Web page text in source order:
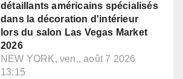
détaillants américains spécialisés
dans la décoration d'intérieur
lors du salon Las Vegas Market
2026
NEW YORK, ven., août 7 2026
13:15